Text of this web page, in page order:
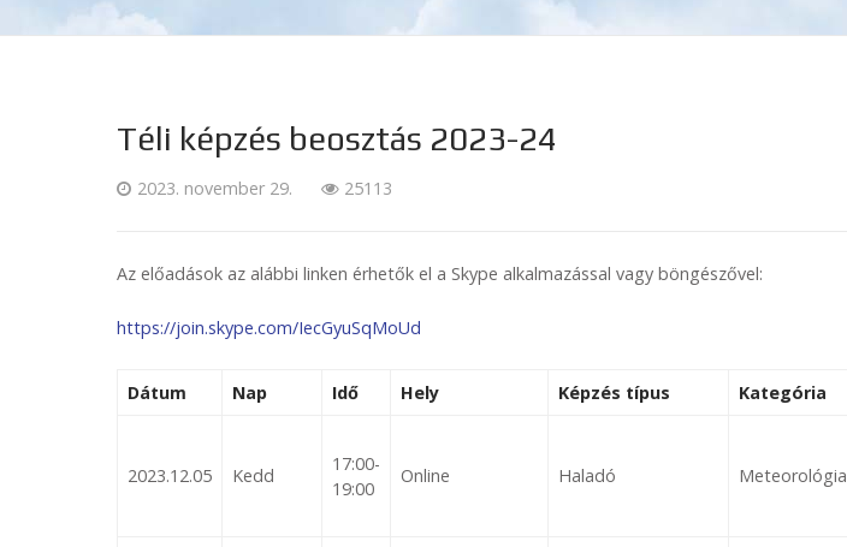
Téli képzés beosztás 2023-24
2023. november 29. 25113
Az előadások az alábbi linken érhetők el a Skype alkalmazással vagy böngészővel:
https://join.skype.com/IecGyuSqMoUd
Dátum Nap Idő Hely Képzés típus Kategória
2023.12.05 Kedd
17:00-
19:00
Online Haladó Meteorológia